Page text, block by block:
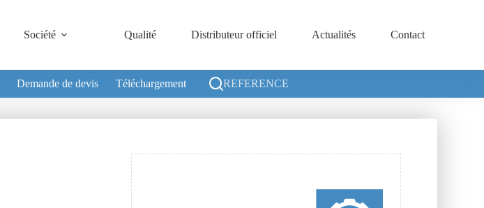
Société Qualité Distributeur officiel Actualités Contact
Demande de devis Téléchargement REFERENCE